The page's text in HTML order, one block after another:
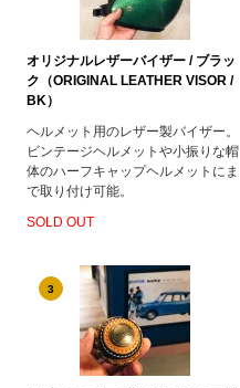
オリジナルレザーバイザー / ブラッ
ク（ORIGINAL LEATHER VISOR /
BK）
ヘルメット用のレザー製バイザー。
ビンテージヘルメットや小振りな帽
体のハーフキャップヘルメットにま
で取り付け可能。
SOLD OUT
3